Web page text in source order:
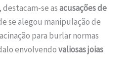
se asacusações de
se alegou manipulação de
para burlar normas
envolvendovaliosas joias